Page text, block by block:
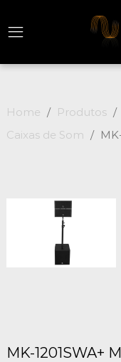
Home Produtos
Caixas de Som
MK-1201SWA+